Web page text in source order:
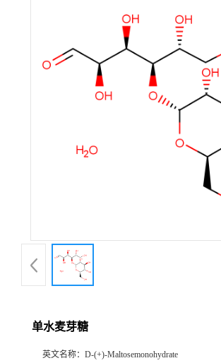
单水麦芽糖
英文名称： D-(+)-Maltosemonohydrate